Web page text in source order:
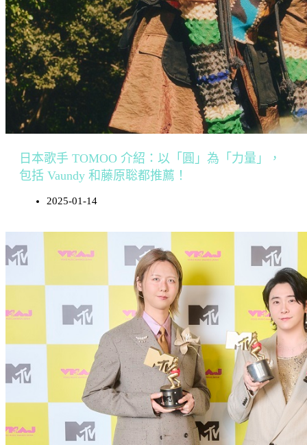
日本歌手 TOMOO 介紹：以「圓」為「力量」，
包括 Vaundy 和藤原聡都推薦！
2025-01-14